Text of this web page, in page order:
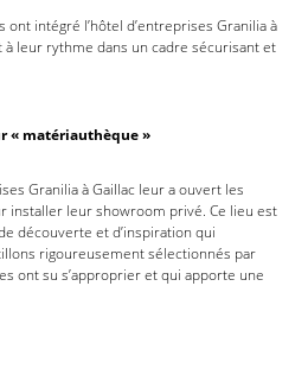
ont intégré l’hôtel d’entreprises Granilia à
leur rythme dans un cadre sécurisant et
« matériauthèque »
Granilia à Gaillac leur a ouvert les
installer leur showroom privé. Ce lieu est
découverte et d’inspiration qui
rigoureusement sélectionnés par
ont su s’approprier et qui apporte une